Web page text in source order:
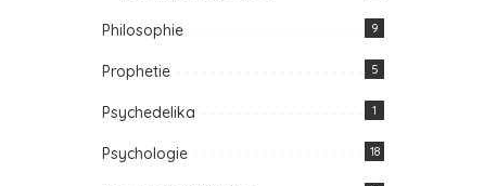
Philosophie 9
Prophetie 5
Psychedelika 1
Psychologie 18